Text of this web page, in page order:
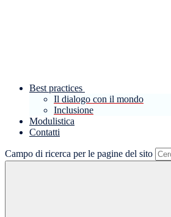
Best practices
Il dialogo con il mondo
Inclusione
Modulistica
Contatti
Campo di ricerca per le pagine del sito